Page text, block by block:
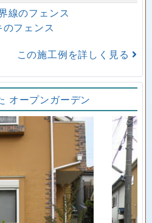
線のフェンス
フェンス
この施工例を詳しく見る
オープンガーデン